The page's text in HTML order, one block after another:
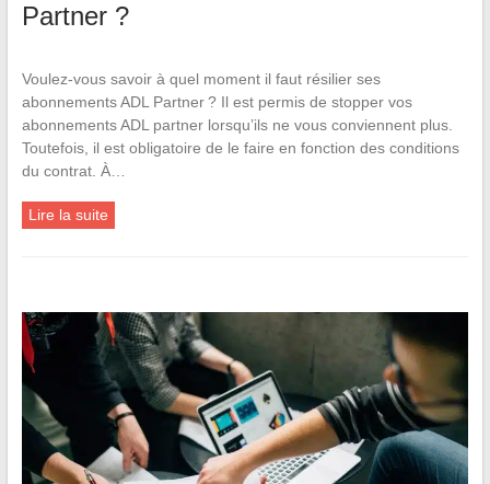
Partner ?
Voulez-vous savoir à quel moment il faut résilier ses
abonnements ADL Partner ? Il est permis de stopper vos
abonnements ADL partner lorsqu’ils ne vous conviennent plus.
Toutefois, il est obligatoire de le faire en fonction des conditions
du contrat. À…
Lire la suite